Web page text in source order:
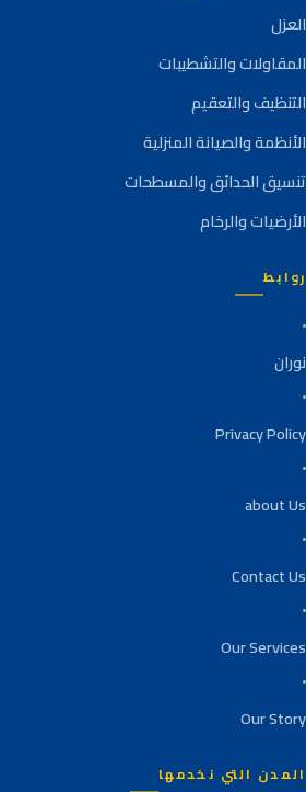
العزل
المقاولات والتشطيبات
التنظيف والتعقيم
الأنظمة والصيانة المنزلية
تنسيق الحدائق والمسطحات
الأرضيات والرخام
روابط
نوران
Privacy Policy
about Us
Contact Us
Our Services
Our Story
المدن التي نخدمها